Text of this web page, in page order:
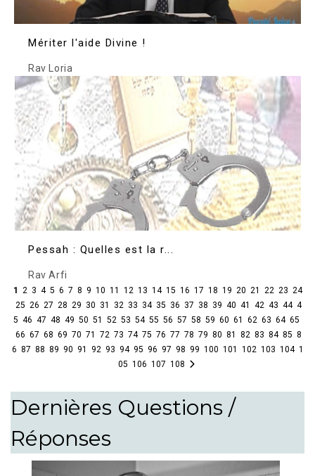
Mériter l'aide Divine !
Rav Loria
Pessah : Quelles est la r...
Rav Arfi
1 2 3 4 5 6 7 8 9 10 11 12 13 14 15 16 17 18 19 20 21 22 23 24
25 26 27 28 29 30 31 32 33 34 35 36 37 38 39 40 41 42 43 44 4
5 46 47 48 49 50 51 52 53 54 55 56 57 58 59 60 61 62 63 64 65
66 67 68 69 70 71 72 73 74 75 76 77 78 79 80 81 82 83 84 85 8
6 87 88 89 90 91 92 93 94 95 96 97 98 99 100 101 102 103 104 1
05 106 107 108
Dernières Questions /
Réponses